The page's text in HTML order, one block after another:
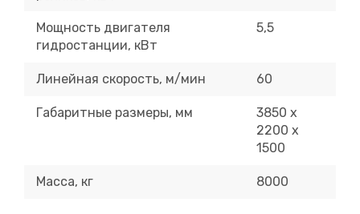
Мощность двигателя
гидростанции, кВт
5,5
Линейная скорость, м/мин 60
Габаритные размеры, мм
3850 х
2200 х
1500
Масса, кг 8000